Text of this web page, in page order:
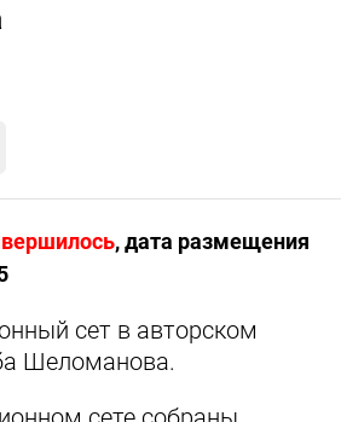
, дата размещения
сет в авторском
Шеломанова.